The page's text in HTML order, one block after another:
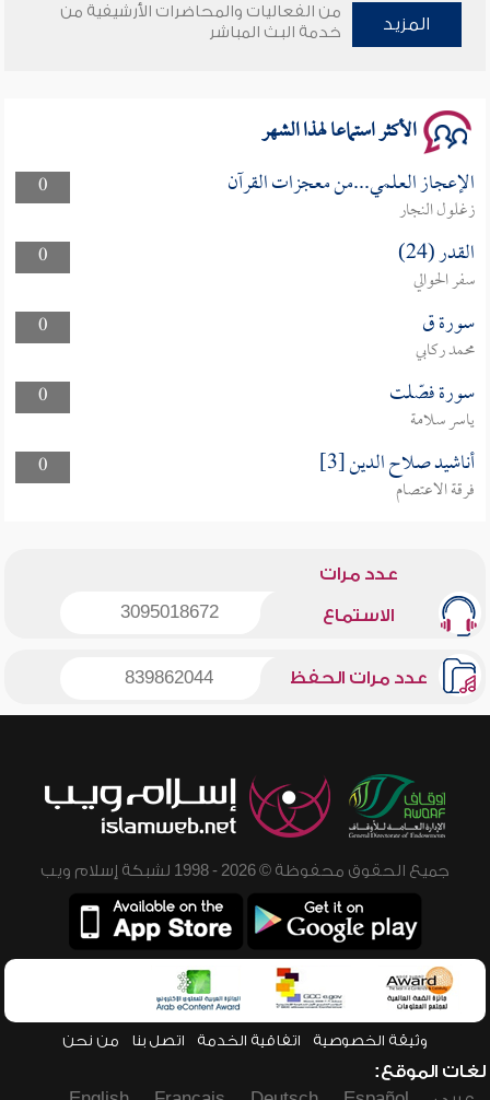
وأمنهم من خوف 9
المزيد
من الفعاليات والمحاضرات الأرشيفية من
خدمة البث المباشر
الأكثر استماعا لهذا الشهر
0 الإعجاز العلمي...من معجزات القرآن
زغلول النجار
0
القدر (24)
سفر الحوالي
0
سورة ق
محمد ركابي
0
سورة فصّلت
ياسر سلامة
0
أناشيد صلاح الدين [3]
فرقة الاعتصام
عدد مرات
الاستماع 3095018672
عدد مرات الحفظ 839862044
جميع الحقوق محفوظة © 2026 - 1998 لشبكة إسلام ويب
وثيقة الخصوصية اتفاقية الخدمة اتصل بنا من نحن
لغات الموقع: